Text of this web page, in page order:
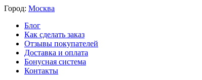
Город: Москва
Блог
Как сделать заказ
Отзывы покупателей
Доставка и оплата
Бонусная система
Контакты